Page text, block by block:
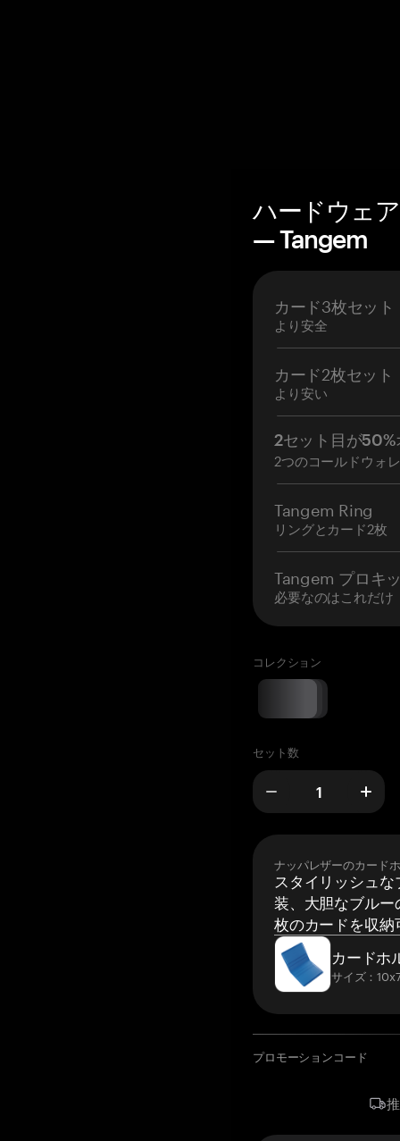
ハードウェ
— Tangem
カード3枚セット
より安全
カード2枚セット
より安い
2セット目が50%
2つのコールドウォ
Tangem Ring
リングとカード2枚
Tangem プロキ
必要なのはこれだけ
コレクション
セット数
ナッパレザーのカード
スタイリッシュ
装、大胆なブルー
枚のカードを収納
カードホ
サイズ：
プロモーションコード